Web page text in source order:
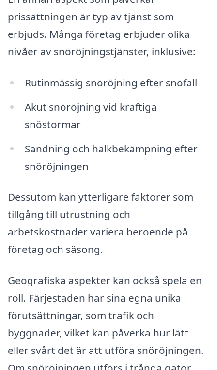
prissättningen är typ av tjänst som
erbjuds. Många företag erbjuder olika
nivåer av snöröjningstjänster, inklusive:
Rutinmässig snöröjning efter snöfall
Akut snöröjning vid kraftiga
snöstormar
Sandning och halkbekämpning efter
snöröjningen
Dessutom kan ytterligare faktorer som
tillgång till utrustning och
arbetskostnader variera beroende på
företag och säsong.
Geografiska aspekter kan också spela en
roll. Färjestaden har sina egna unika
förutsättningar, som trafik och
byggnader, vilket kan påverka hur lätt
eller svårt det är att utföra snöröjningen.